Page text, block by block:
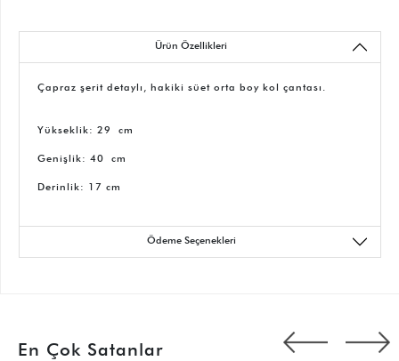
Ürün Özellikleri
Çapraz şerit detaylı, hakiki süet orta boy kol çantası.
Yükseklik: 29 cm
Genişlik: 40 cm
Derinlik: 17 cm
Ödeme Seçenekleri
En Çok Satanlar